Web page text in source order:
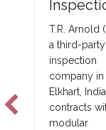
50+
n
in